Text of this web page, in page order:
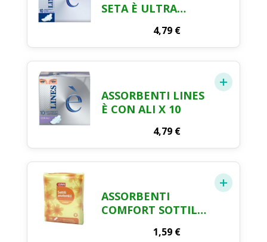
SETA È ULTRA
4,79 €
ASSORBENTI LINES
È CON ALI X 10
4,79 €
ASSORBENTI
COMFORT SOTTILI
1,59 €